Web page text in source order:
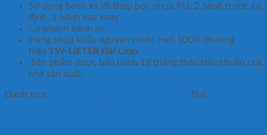
Sử dụng bánh xe lõi thép bọc nhựa PU, 2 bánh trước cố
định, 2 bánh sau xoay
Có phanh bánh xe
Hàng nhập khẩu nguyên chiếc, mới 100% thương
hiệu TW-LIFTER Đài Loan
Sản phẩm được bảo hành 12 tháng theo tiêu chuẩn của
nhà sản xuất.
Danh mục: Thẻ:
,
, ,
, ,